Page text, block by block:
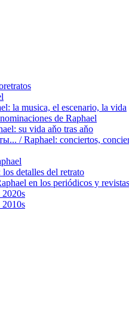
la musica, el escenario, la vida
de Raphael
su vida aňo tras aňo
/ Raphael: conciertos,
detalles del retrato
en los periódicos y
2020s
2010s